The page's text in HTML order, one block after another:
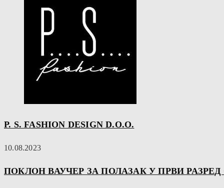
P. S. FASHION DESIGN D.O.O.
10.08.2023
ПОКЛОН ВАУЧЕР ЗА ПОЛАЗАК У ПРВИ